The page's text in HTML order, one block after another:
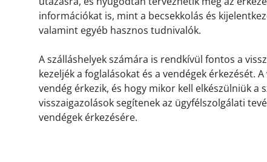
információkat is, mint a becsekkolás és
valamint egyéb hasznos tudnivalók.
A szálláshelyek számára is rendkívül fontos a
kezeljék a foglalásokat és a vendégek érkezését.
vendég érkezik, és hogy mikor kell elkészülniük a
visszaigazolások segítenek az ügyfélszolgálati
vendégek érkezésére.